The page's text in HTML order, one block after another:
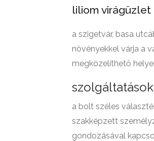
liliom virágüzlet
a szigetvár, basa
növényekkel várja a
megközelíthető
a bolt széles
szakképzett
gondozásával